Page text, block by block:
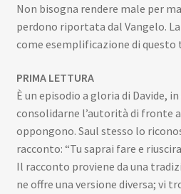
Non bisogna rendere male per
perdono riportata dal Vangelo.
come esemplificazione di questo
PRIMA LETTURA
È un episodio a gloria di Davide,
consolidarne l’autorità di fronte
oppongono. Saul stesso lo
racconto: “Tu saprai fare e
Il racconto proviene da una
ne offre una versione diversa; vi